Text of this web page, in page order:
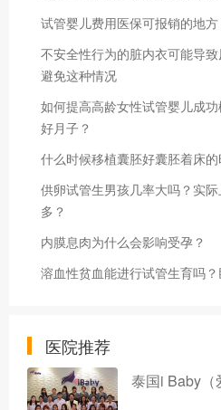
试管婴儿费用医保可报销的地方
不安全性行为的脏内衣可能导
避免这种情况
如何提高高龄女性试管婴儿成
好月子？
什么时候移植囊胚好囊胚着床的
供卵试管生男孩几率大吗？实
多？
内膜息肉为什么会影响受孕？
溶血性贫血能进行试管生育吗
医院推荐
泰国i Baby（